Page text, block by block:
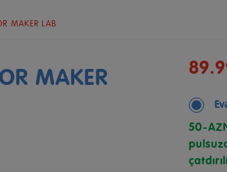
MAKER LAB
MAKER
50-